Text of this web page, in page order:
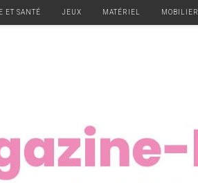
ET SANTÉ JEUX MATÉRIEL MOBILIER